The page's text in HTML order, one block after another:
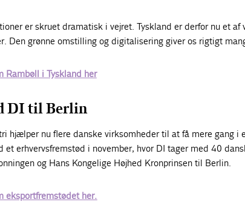
er skruet dramatisk i vejret. Tyskland er derfor nu et af
Den grønne omstilling og digitalisering giver os rigtigt
Rambøll i Tyskland her
DI til Berlin
hjælper nu flere danske virksomheder til at få mere gang i
et erhvervsfremstød i november, hvor DI tager med 40
og Hans Kongelige Højhed Kronprinsen til Berlin.
eksportfremstødet her.